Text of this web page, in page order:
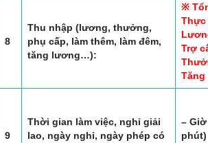
8
Thu nhập (lương, thưởng,
phụ cấp, làm thêm, làm đêm,
tăng lương…):
※
Thực
Trợ
Tăng
9
Thời gian làm việc, nghỉ giải
lao, ngày nghỉ, ngày phép có
–
phút)